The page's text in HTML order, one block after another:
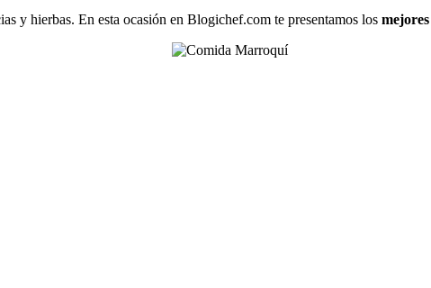
y hierbas. En esta ocasión en Blogichef.com te presentamos los